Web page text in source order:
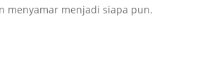
menyamar menjadi siapa pun.